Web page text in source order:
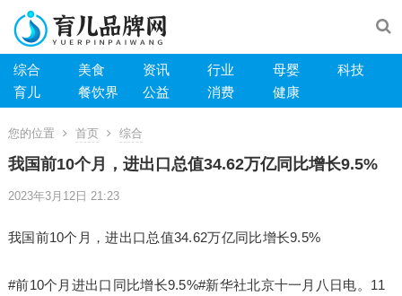
综合 美食 资讯 行业 母婴
科技
育儿
餐饮界 公益 消费 健康
您的位置 首页 综合
我国前10个月，进出口总值34.62万亿同比增长9.5%
2023年3月12日 21:23
我国前10个月，进出口总值34.62万亿同比增长9.5%
#前10个月进出口同比增长9.5%#新华社北京十一月八日电。11